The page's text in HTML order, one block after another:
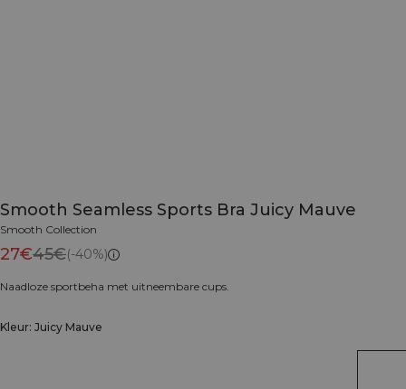
Smooth Seamless Sports Bra Juicy Mauve
Smooth Collection
27€45€(-40%)
Naadloze sportbeha met uitneembare cups.
Kleur: Juicy Mauve